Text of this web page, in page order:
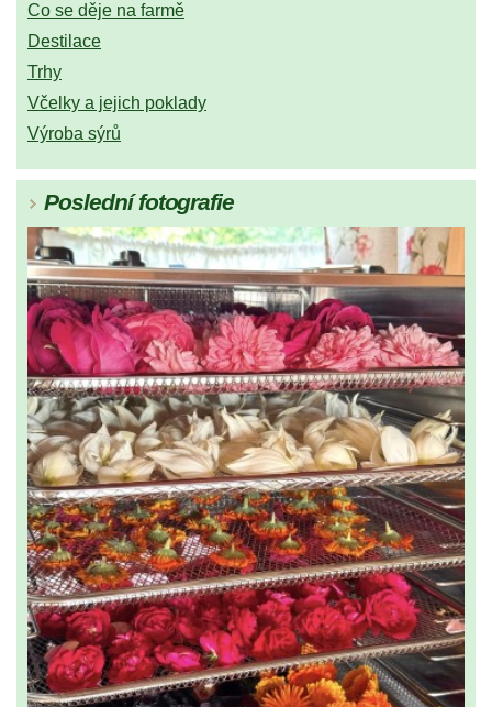
Co se děje na farmě
Destilace
Trhy
Včelky a jejich poklady
Výroba sýrů
Poslední fotografie